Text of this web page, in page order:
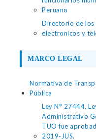
Peruano
Directorio de los
electronicos y
MARCO LEGAL
Normativa de
Pública
Ley N° 27444,
Administrativo
TUO fue
2019-JUS.